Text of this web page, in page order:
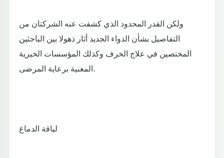
ولكن القدر المحدود الذي كشفت عنه الشركتان من
التفاصيل بشأن الدواء الجديد أثار ذهولا بين الباحثين
المختصين في علاج الخرف وكذلك المؤسسات الخيرية
المعنية برعاية المرضى.
لياقة الدماغ